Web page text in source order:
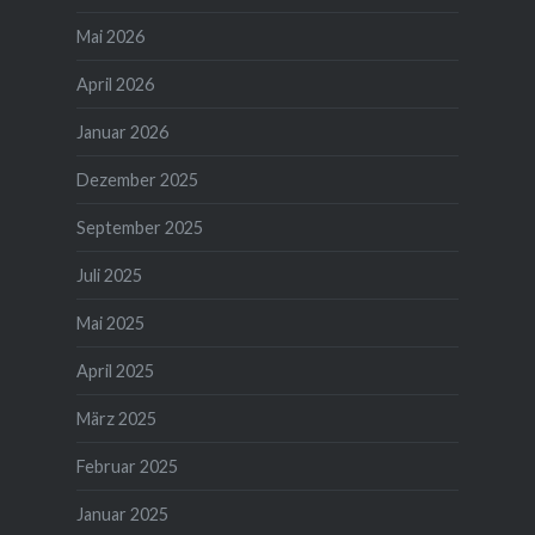
Mai 2026
April 2026
Januar 2026
Dezember 2025
September 2025
Juli 2025
Mai 2025
April 2025
März 2025
Februar 2025
Januar 2025